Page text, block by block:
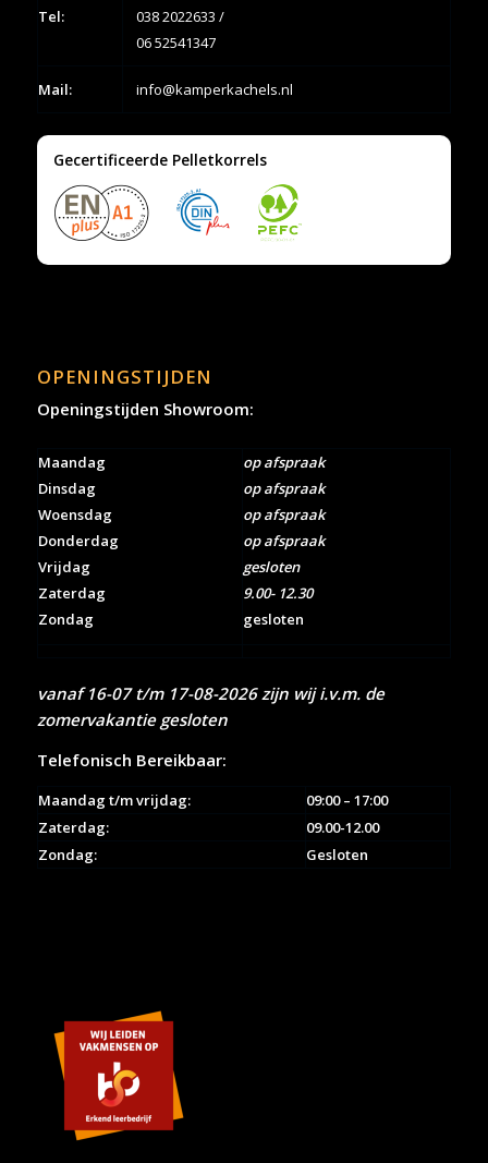
Tel: 038 2022633 /
06 52541347
Mail: info@kamperkachels.nl
Gecertificeerde Pelletkorrels
OPENINGSTIJDEN
Openingstijden Showroom:
Maandag
Dinsdag
Woensdag
Donderdag
Vrijdag
Zaterdag
Zondag
op afspraak
op afspraak
op afspraak
op afspraak
gesloten
9.00- 12.30
gesloten
vanaf 16-07 t/m 17-08-2026 zijn wij i.v.m. de
zomervakantie gesloten
Telefonisch Bereikbaar:
Maandag t/m vrijdag:
09:00 – 17:00
Zaterdag:
09.00-12.00
Zondag:
Gesloten